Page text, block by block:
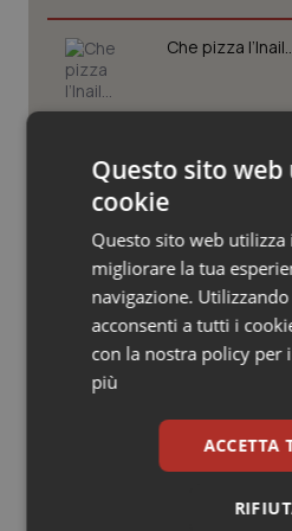
Veneto
Oncoematologia
Psoriasi & pelle
Quotidiano
Quotidiano Chirurgia
Quotidiano Oncologia
Quotidiano Pediatria
Rene & patologie
Che pizza
non sono 5.965
Carcere e
trasformare le
in luoghi di
Bertolaso:
cittadini”
Questo sito web
cookie
Questo sito web utilizza
migliorare la tua
navigazione.
acconsenti a tutti i
con la nostra policy per
più
ACCETTA